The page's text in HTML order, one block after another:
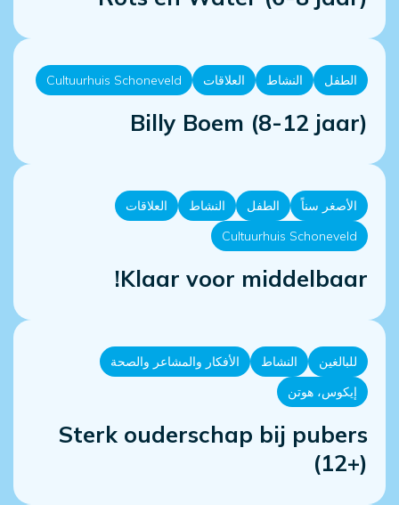
الطفل النشاط العلاقات Cultuurhuis Schoneveld
Billy Boem (8-12 jaar)
الأصغر سناً الطفل النشاط
العلاقات
Cultuurhuis Schoneveld
Klaar voor middelbaar!
للبالغين النشاط
الأفكار والمشاعر والصحة
إيكوس، هوتن
Sterk ouderschap bij pubers
(12+)